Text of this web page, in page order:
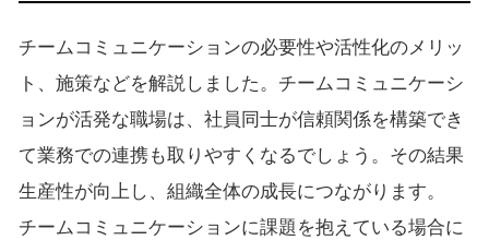
チームコミュニケーションの必要性や活性化のメリッ
ト、施策などを解説しました。チームコミュニケーシ
ョンが活発な職場は、社員同士が信頼関係を構築でき
て業務での連携も取りやすくなるでしょう。その結果
生産性が向上し、組織全体の成長につながります。
チームコミュニケーションに課題を抱えている場合に